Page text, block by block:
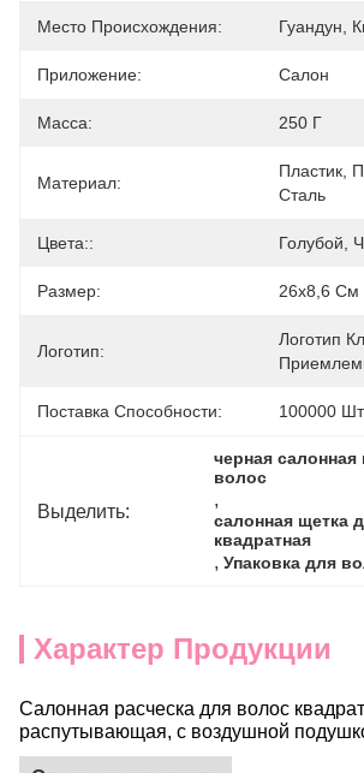
Место Происхождения: Гуандун,
Приложение: Салон
Масса: 250 Г
Материал:
Пластик,
Сталь
Цвета:: Голубой,
Размер: 26x8,6 См
Логотип:
Логотип
Поставка Способности: 100000
Выделить:
черная салонная
волос
,
салонная щетка
квадратная
, Упаковка для
Характер Продукции
Салонная расческа для волос
распутывающая, с воздушной